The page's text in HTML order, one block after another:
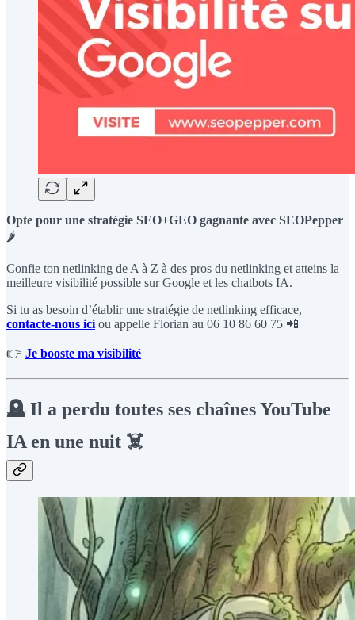
Opte pour une stratégie SEO+GEO gagnante avec SEOPepper
🌶️
Confie ton netlinking de A à Z à des pros du netlinking et atteins la
meilleure visibilité possible sur Google et les chatbots IA.
Si tu as besoin d’établir une stratégie de netlinking efficace,
contacte-nous ici ou appelle Florian au 06 10 86 60 75 📲
👉 Je booste ma visibilité
🪦 Il a perdu toutes ses chaînes YouTube
IA en une nuit ☠️